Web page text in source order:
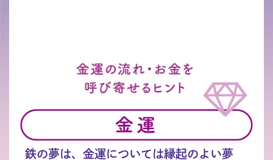
鉄の夢は、金運については縁起のよい夢